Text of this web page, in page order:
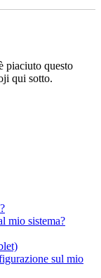
piaciuto questo
qui sotto.
mio sistema?
sul mio